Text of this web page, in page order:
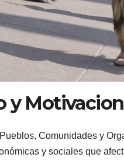
y
Comunidades y
y sociales que